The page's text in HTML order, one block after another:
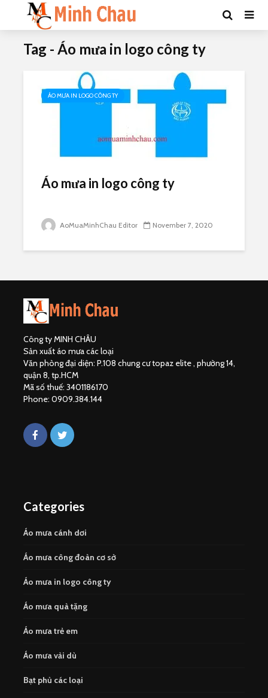
Tag - Áo mưa in logo công ty
ÁO MƯA IN LOGO CÔNG TY
Áo mưa in logo công ty
AoMuaMinhChau Editor November 7, 2020
Công ty MINH CHÂU
Sản xuất áo mưa các loại
Văn phòng đại diện: P.108 chung cư topaz elite , phường 14,
quận 8, tp.HCM
Mã số thuế: 3401186170
Phone: 0909.384.144
Categories
Áo mưa cánh dơi
Áo mưa công đoàn cơ sở
Áo mưa in logo công ty
Áo mưa quà tặng
Áo mưa trẻ em
Áo mưa vải dù
Bạt phủ các loại